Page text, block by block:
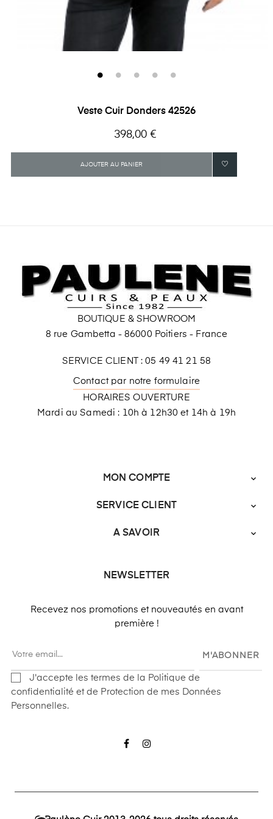
Veste Cuir Donders 42526
Prix
398,00 €
AJOUTER AU PANIER
BOUTIQUE & SHOWROOM
8 rue Gambetta - 86000 Poitiers - France
SERVICE CLIENT : 05 49 41 21 58
Contact par notre formulaire
HORAIRES OUVERTURE
Mardi au Samedi : 10h à 12h30 et 14h à 19h
MON COMPTE 
SERVICE CLIENT 
A SAVOIR 
NEWSLETTER
Recevez nos promotions et nouveautés en avant
première !
M'ABONNER
J'accepte les termes de la Politique de
confidentialité et de Protection de mes Données
Personnelles.
Facebook